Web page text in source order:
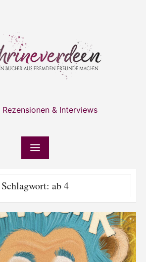
Rezensionen & Interviews
Schlagwort: ab 4